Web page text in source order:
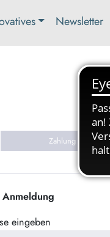
Newsletter
Zahlung
eingeben